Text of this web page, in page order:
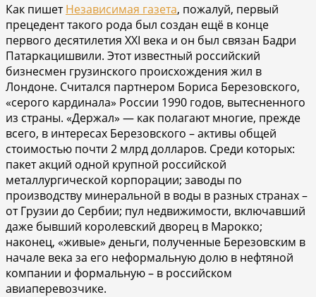
Как пишетНезависимая газета, пожалуй, первый
прецедент такого рода был создан ещё в конце
первого десятилетия XXI века и он был связан Бадри
Патаркацишвили. Этот известный российский
бизнесмен грузинского происхождения жил в
Лондоне. Считался партнером Бориса Березовского,
«серого кардинала» России 1990 годов, вытесненного
из страны. «Держал» — как полагают многие, прежде
всего, в интересах Березовского – активы общей
стоимостью почти 2 млрд долларов. Среди которых:
пакет акций одной крупной российской
металлургической корпорации; заводы по
производству минеральной в воды в разных странах –
от Грузии до Сербии; пул недвижимости, включавший
даже бывший королевский дворец в Марокко;
наконец, «живые» деньги, полученные Березовским в
начале века за его неформальную долю в нефтяной
компании и формальную – в российском
авиаперевозчике.